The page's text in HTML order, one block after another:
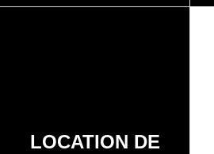
LOCATION DE